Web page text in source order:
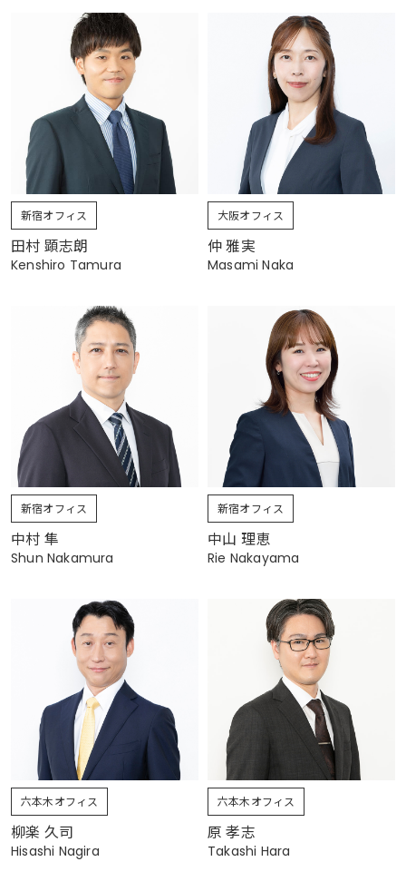
新宿オフィス
田村 顕志朗
Kenshiro Tamura
大阪オフィス
仲 雅実
Masami Naka
新宿オフィス
中村 隼
Shun Nakamura
新宿オフィス
中山 理恵
Rie Nakayama
六本木オフィス
柳楽 久司
Hisashi Nagira
六本木オフィス
原 孝志
Takashi Hara